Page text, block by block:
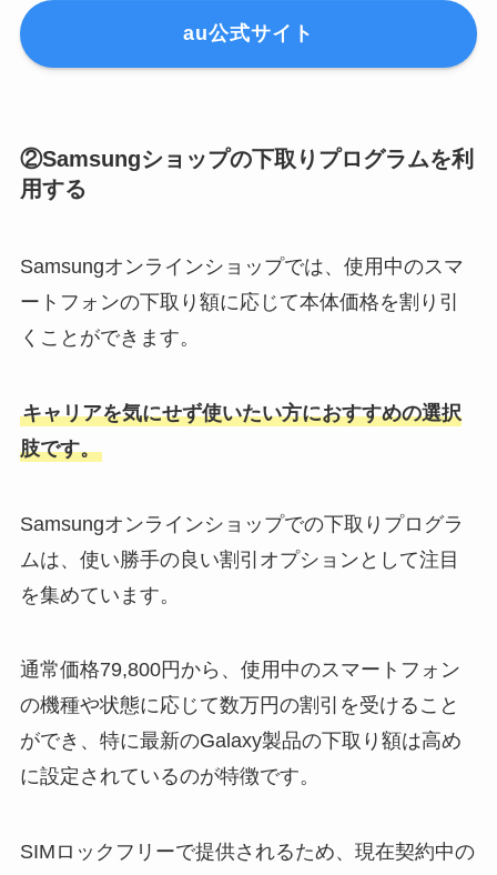
au公式サイト
②Samsungショップの下取りプログラムを利
用する
Samsungオンラインショップでは、使用中のスマ
ートフォンの下取り額に応じて本体価格を割り引
くことができます。
キャリアを気にせず使いたい方におすすめの選択
肢です。
Samsungオンラインショップでの下取りプログラ
ムは、使い勝手の良い割引オプションとして注目
を集めています。
通常価格79,800円から、使用中のスマートフォン
の機種や状態に応じて数万円の割引を受けること
ができ、特に最新のGalaxy製品の下取り額は高め
に設定されているのが特徴です。
SIMロックフリーで提供されるため、現在契約中の